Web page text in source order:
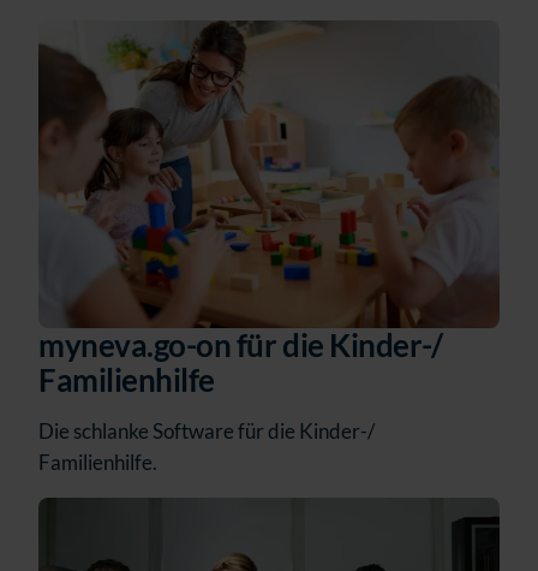
myneva.go-on für die Kinder-/
Familienhilfe
Die schlanke Software für die Kinder-/
Familienhilfe.